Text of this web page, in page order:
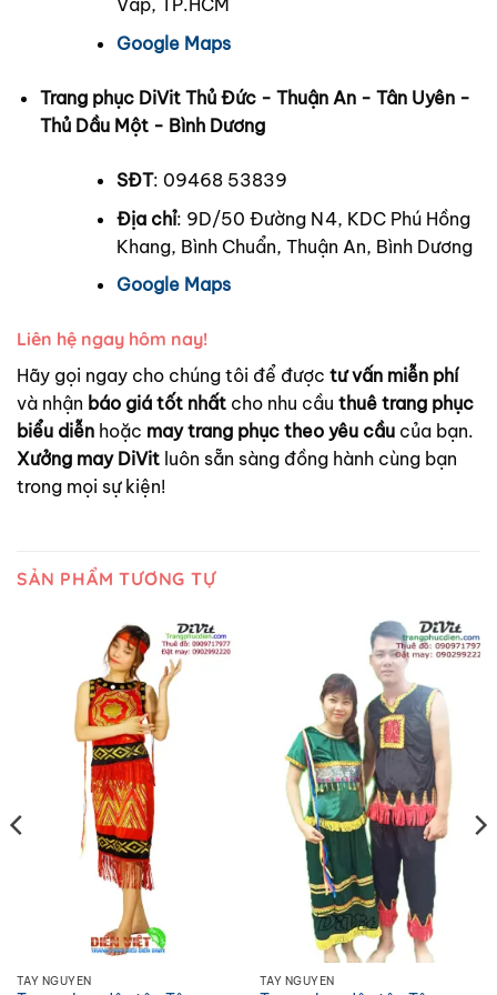
Vấp, TP.HCM
Google Maps
Trang phục DiVit Thủ Đức - Thuận An - Tân Uyên -
Thủ Dầu Một - Bình Dương
SĐT: 09468 53839
Địa chỉ: 9D/50 Đường N4, KDC Phú Hồng
Khang, Bình Chuẩn, Thuận An, Bình Dương
Google Maps
Liên hệ ngay hôm nay!
Hãy gọi ngay cho chúng tôi để được tư vấn miễn phí
và nhận báo giá tốt nhất cho nhu cầu thuê trang phục
biểu diễn hoặc may trang phục theo yêu cầu của bạn.
Xưởng may DiVit luôn sẵn sàng đồng hành cùng bạn
trong mọi sự kiện!
SẢN PHẨM TƯƠNG TỰ
TÂY NGUYÊN TÂY NGUYÊN